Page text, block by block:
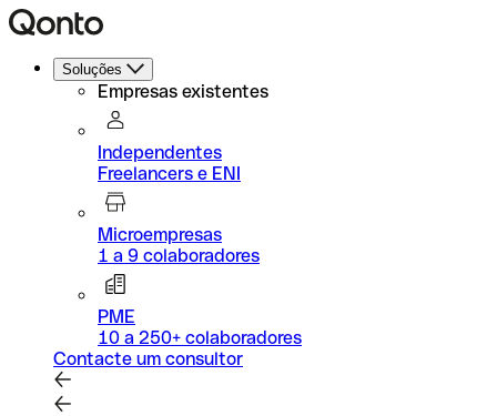
Soluções
Empresas existentes
Independentes
Freelancers e ENI
Microempresas
1 a 9 colaboradores
PME
10 a 250+ colaboradores
Contacte um consultor